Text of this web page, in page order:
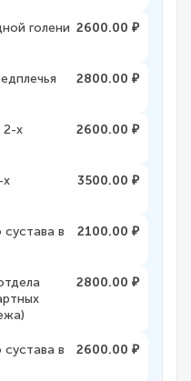
голени 2600.00 ₽
2800.00 ₽
2-х
2600.00 ₽
х
3500.00 ₽
сустава в
2100.00 ₽
2800.00 ₽
сустава в
2600.00 ₽